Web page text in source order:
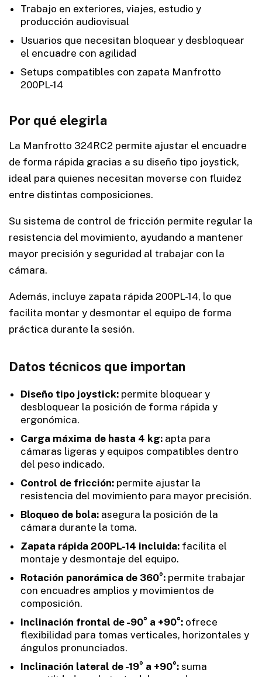
Trabajo en exteriores, viajes, estudio y
producción audiovisual
Usuarios que necesitan bloquear y desbloquear
el encuadre con agilidad
Setups compatibles con zapata Manfrotto
200PL-14
Por qué elegirla
La Manfrotto 324RC2 permite ajustar el encuadre
de forma rápida gracias a su diseño tipo joystick,
ideal para quienes necesitan moverse con fluidez
entre distintas composiciones.
Su sistema de control de fricción permite regular la
resistencia del movimiento, ayudando a mantener
mayor precisión y seguridad al trabajar con la
cámara.
Además, incluye zapata rápida 200PL-14, lo que
facilita montar y desmontar el equipo de forma
práctica durante la sesión.
Datos técnicos que importan
Diseño tipo joystick: permite bloquear y
desbloquear la posición de forma rápida y
ergonómica.
Carga máxima de hasta 4 kg: apta para
cámaras ligeras y equipos compatibles dentro
del peso indicado.
Control de fricción: permite ajustar la
resistencia del movimiento para mayor precisión.
Bloqueo de bola: asegura la posición de la
cámara durante la toma.
Zapata rápida 200PL-14 incluida: facilita el
montaje y desmontaje del equipo.
Rotación panorámica de 360°: permite trabajar
con encuadres amplios y movimientos de
composición.
Inclinación frontal de -90° a +90°: ofrece
flexibilidad para tomas verticales, horizontales y
ángulos pronunciados.
Inclinación lateral de -19° a +90°: suma